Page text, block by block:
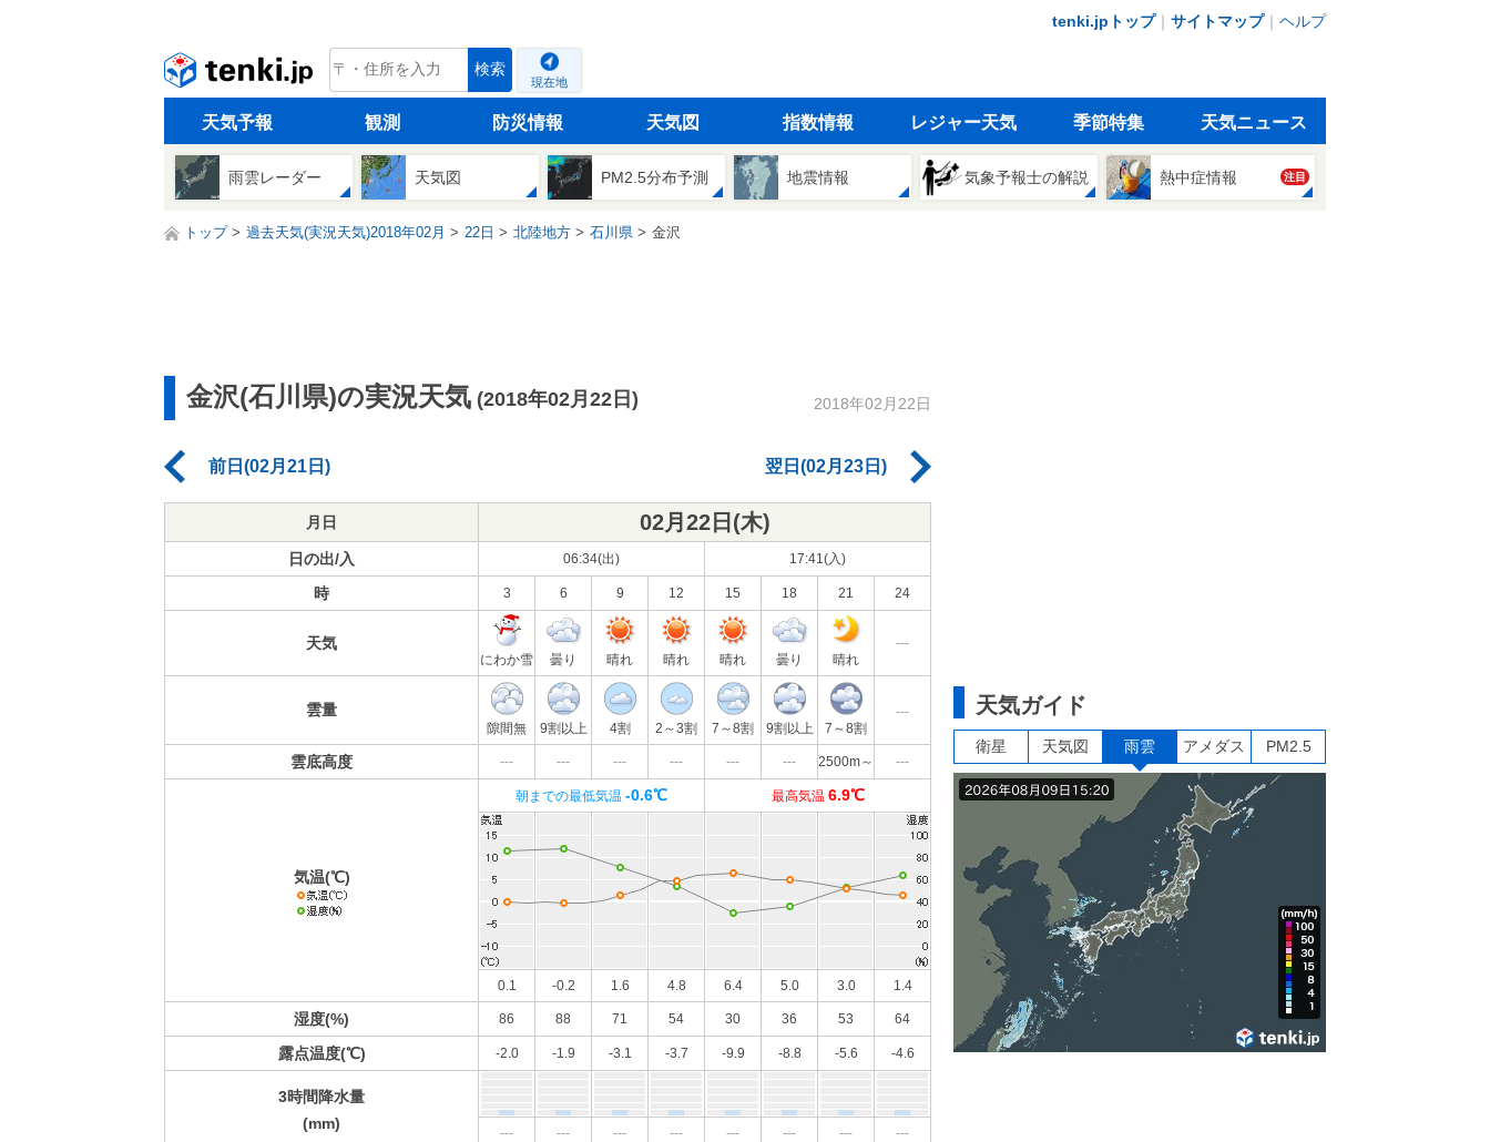
tenki.jpトップ｜ サイトマップ｜ ヘルプ
tenki.jp 検索
現在地
天気予報 観測 防災情報 天気図 指数情報 レジャー天気 季節特集 天気ニュース
雨雲レーダー 天気図 PM2.5分布予測 地震情報 気象予報士の解説 熱中症情報 注目
トップ 過去天気(実況天気)2018年02月 22日 北陸地方 石川県 金沢
金沢(石川県)の実況天気 (2018年02月22日) 2018年02月22日
前日(02月21日) 翌日(02月23日)
月日 02月22日(木)
日の出/入 06:34(出) 17:41(入)
時 3 6 9 12 15 18 21 24
天気
にわか雪 曇り 晴れ 晴れ 晴れ 曇り 晴れ
---
雲量
隙間無 9割以上 4割 2～3割 7～8割 9割以上 7～8割
---
雲底高度 --- --- --- --- --- --- 2500m～ ---
気温(℃)
朝までの最低気温 -0.6℃ 最高気温 6.9℃
0.1 -0.2 1.6 4.8 6.4 5.0 3.0 1.4
湿度(%) 86 88 71 54 30 36 53 64
露点温度(℃) -2.0 -1.9 -3.1 -3.7 -9.9 -8.8 -5.6 -4.6
3時間降水量
(mm)
--- --- --- --- --- --- --- ---
天気ガイド
衛星 天気図 雨雲 アメダス PM2.5